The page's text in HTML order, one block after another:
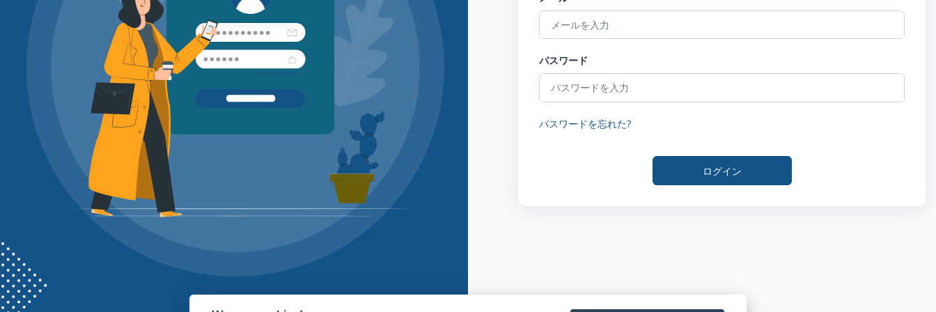
パスワード
パスワードを忘れた?
ログイン